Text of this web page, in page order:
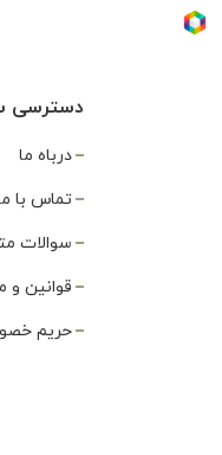
دسترسی
درباه ما
تماس با
سوالات
قوانین و
حریم